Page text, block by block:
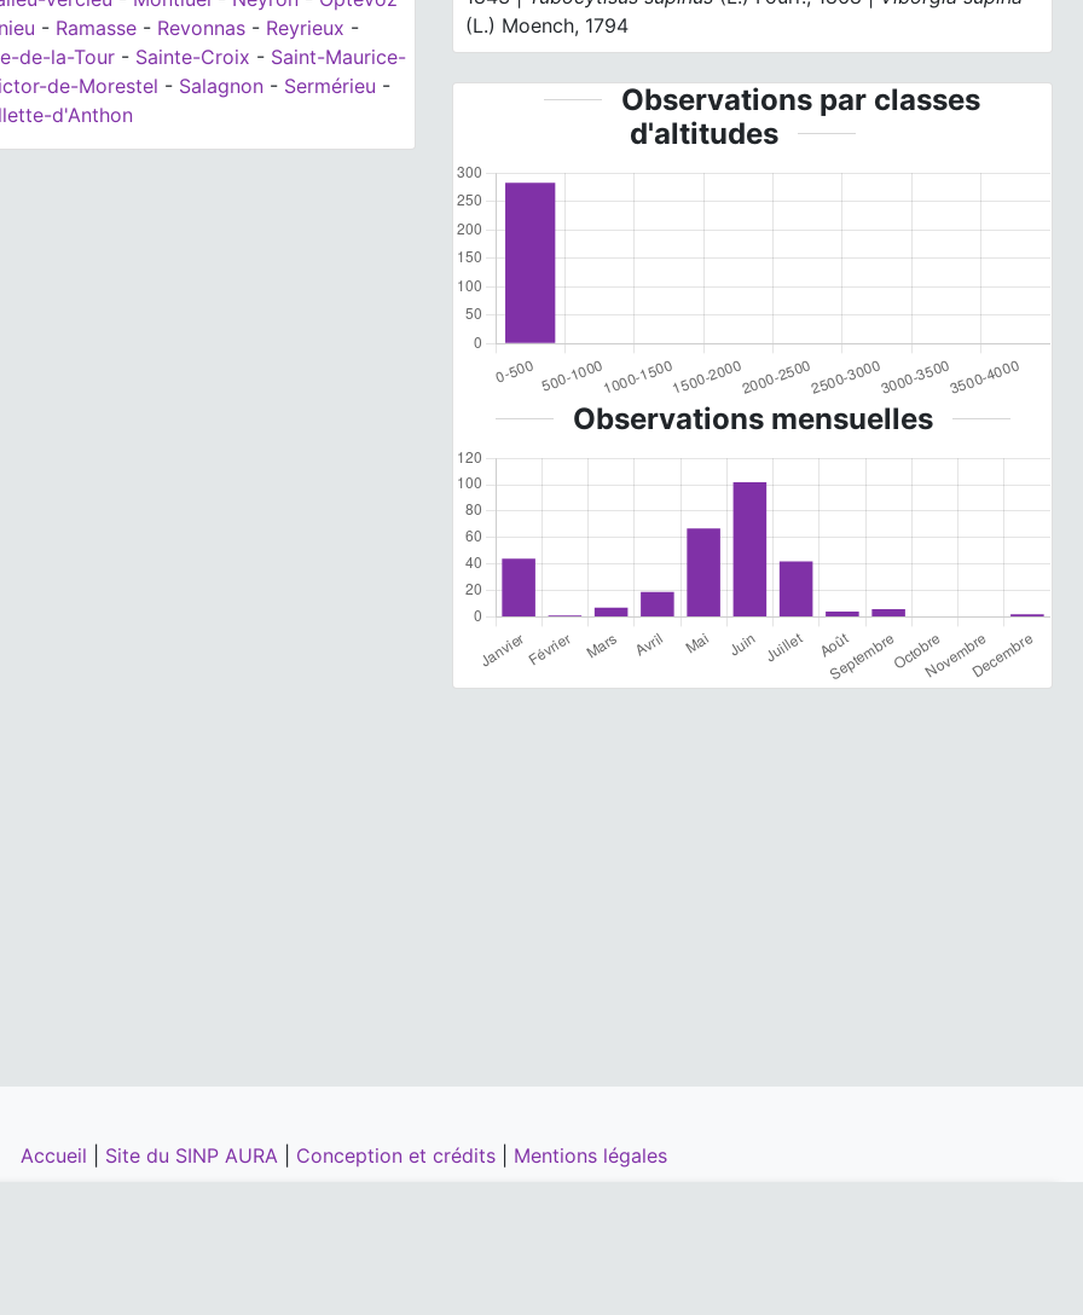
- Ramasse - Revonnas - Reyrieux -
de-la-Tour - Sainte-Croix - Saint-Maurice-
de-Morestel - Salagnon - Sermérieu -
d'Anthon
(L.) Moench, 1794
Observations par classes
d'altitudes
Observations mensuelles
Accueil Site du SINP AURA Conception et crédits Mentions légales